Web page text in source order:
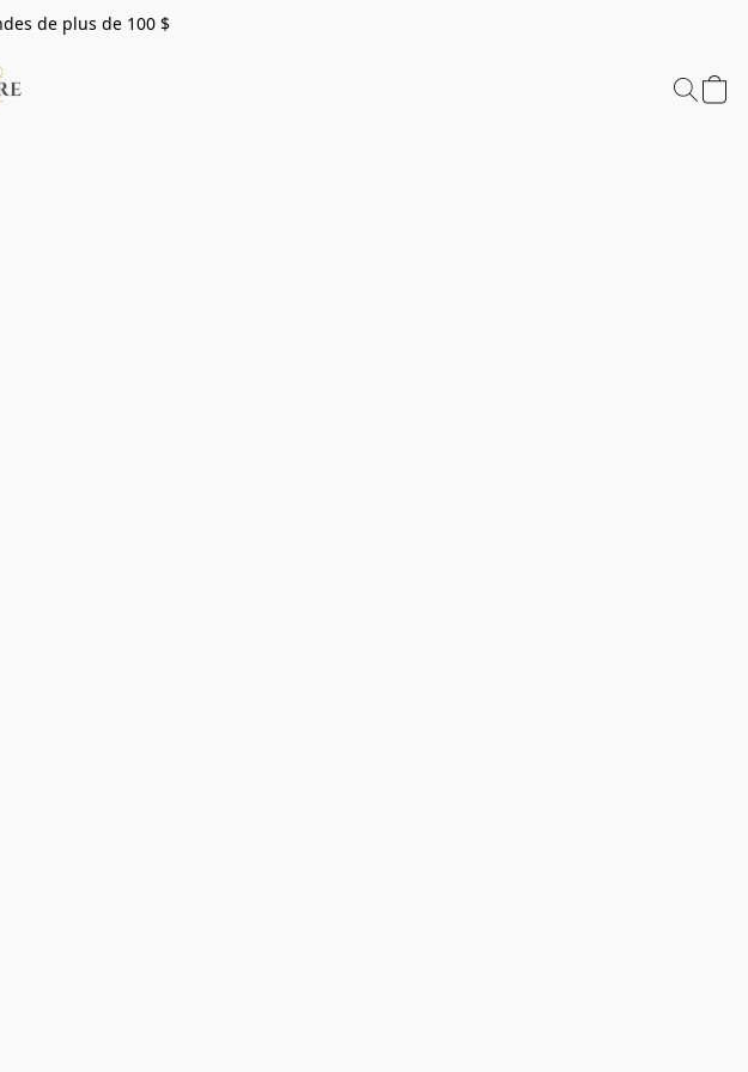
de plus de 100 $